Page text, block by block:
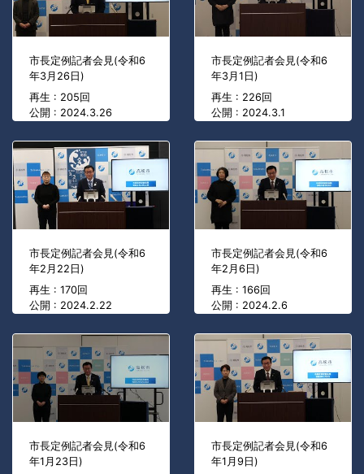
市長定例記者会見(令和6
年3月26日)
再生 : 205回
公開 : 2024.3.26
市長定例記者会見(令和6
年3月1日)
再生 : 226回
公開 : 2024.3.1
市長定例記者会見(令和6
年2月22日)
再生 : 170回
公開 : 2024.2.22
市長定例記者会見(令和6
年2月6日)
再生 : 166回
公開 : 2024.2.6
市長定例記者会見(令和6
年1月23日)
市長定例記者会見(令和6
年1月9日)